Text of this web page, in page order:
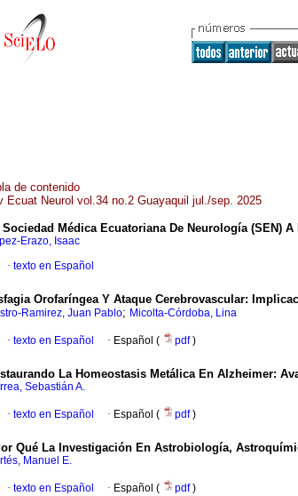
de contenido
Ecuat Neurol vol.34 no.2 Guayaquil jul./sep. 2025
Sociedad Médica Ecuatoriana De Neurología (SEN)
Erazo, Isaac
· texto en Español
Orofaríngea Y Ataque Cerebrovascular:
Ramirez, Juan Pablo; Micolta-Córdoba, Lina
· texto en Español · Español ( pdf)
La Homeostasis Metálica En Alzheimer:
Sebastián A.
· texto en Español · Español ( pdf)
Qué La Investigación En Astrobiología,
Manuel E.
· texto en Español · Español ( pdf)